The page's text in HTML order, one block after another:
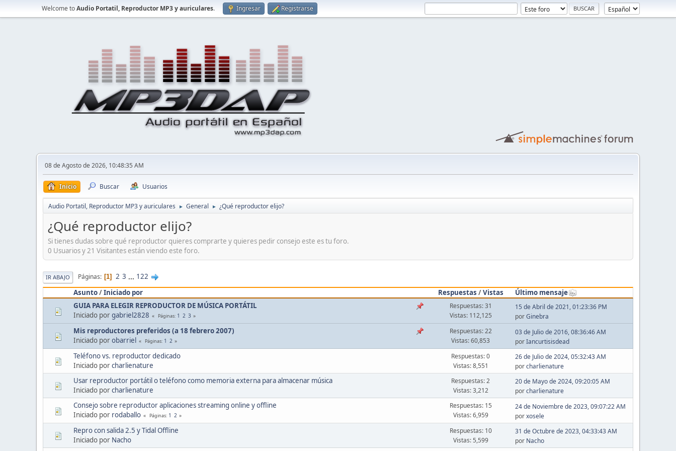
Welcome toAudio Portatil, Reproductor MP3 y auriculares. Ingresar Registrarse
08 de Agosto de 2026, 10:48:35 AM
Inicio Buscar Usuarios
Audio Portatil, Reproductor MP3 y auriculares ► General ► ¿Qué reproductor elijo?
¿Qué reproductor elijo?
Si tienes dudas sobre qué reproductor quieres comprarte y quieres pedir consejo este es tu foro.
0 Usuarios y 21 Visitantes están viendo este foro.
IR ABAJO Páginas 1 2 3 ... 122
Asunto/Iniciado por Respuestas /Vistas
Último mensaje
GUIA PARA ELEGIR REPRODUCTOR DE MÚSICA PORTÁTIL
Iniciado porgabriel2828 Páginas 1 2 3
Respuestas: 31
Vistas: 112,125
15 de Abril de 2021, 01:23:36 PM
porGinebra
Mis reproductores preferidos (a 18 febrero 2007)
Iniciado porobarriel Páginas 1 2
Respuestas: 22
Vistas: 60,853
03 de Julio de 2016, 08:36:46 AM
porIancurtisisdead
Teléfono vs. reproductor dedicado
Iniciado porcharlienature
Respuestas: 0
Vistas: 8,551
26 de Julio de 2024, 05:32:43 AM
porcharlienature
Usar reproductor portátil o teléfono como memoria externa para almacenar música
Iniciado porcharlienature
Respuestas: 2
Vistas: 3,212
20 de Mayo de 2024, 09:20:05 AM
porcharlienature
Consejo sobre reproductor aplicaciones streaming online y offline
Iniciado por rodaballo Páginas 1 2
Respuestas: 15
Vistas: 6,959
24 de Noviembre de 2023, 09:07:22 AM
porxosele
Repro con salida 2.5 y Tidal Offline
Iniciado por Nacho
Respuestas: 10
Vistas: 5,599
31 de Octubre de 2023, 04:33:43 AM
por Nacho